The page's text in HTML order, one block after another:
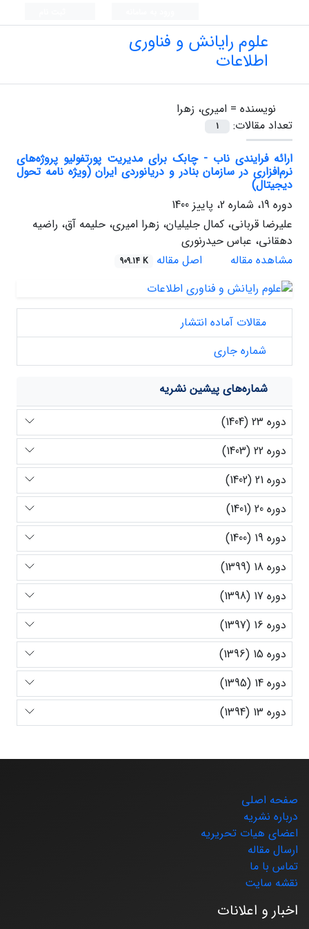
علوم رایانش و فناوری
اطلاعات
نویسنده = امیری، زهرا
تعداد مقالات:
1
ارائه فرایندی ناب - چابک برای مدیریت پورتفولیو پروژه‌های
نرم‌افزاری در سازمان بنادر و دریانوردی ایران (ویژه نامه تحول
دیجیتال)
دوره 19، شماره 2، پاییز 1400
علیرضا قربانی، کمال جلیلیان، زهرا امیری، حلیمه آق، راضیه
دهقانی، عباس حیدرنوری
مشاهده مقاله
اصل مقاله 909.14 K
مقالات آماده انتشار
شماره جاری
شماره‌های پیشین نشریه
دوره 23 (1404)
دوره 22 (1403)
دوره 21 (1402)
دوره 20 (1401)
دوره 19 (1400)
دوره 18 (1399)
دوره 17 (1398)
دوره 16 (1397)
دوره 15 (1396)
دوره 14 (1395)
دوره 13 (1394)
صفحه اصلی
درباره نشریه
اعضای هیات تحریریه
ارسال مقاله
تماس با ما
نقشه سایت
اخبار و اعلانات